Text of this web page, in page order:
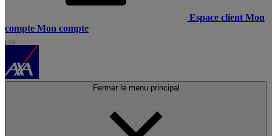
Espace client Mon
compte Mon compte
Fermer le menu principal